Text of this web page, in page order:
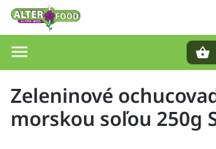
Zeleninové
morskou soľou 250g